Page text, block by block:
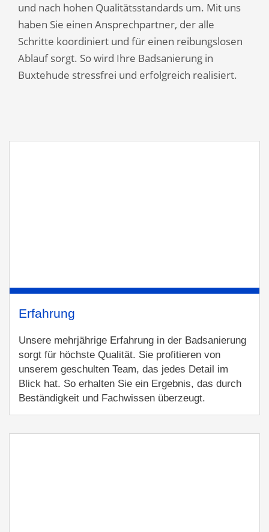
und nach hohen Qualitätsstandards um. Mit uns
haben Sie einen Ansprechpartner, der alle
Schritte koordiniert und für einen reibungslosen
Ablauf sorgt. So wird Ihre Badsanierung in
Buxtehude stressfrei und erfolgreich realisiert.
Erfahrung
Unsere mehrjährige Erfahrung in der Badsanierung
sorgt für höchste Qualität. Sie profitieren von
unserem geschulten Team, das jedes Detail im
Blick hat. So erhalten Sie ein Ergebnis, das durch
Beständigkeit und Fachwissen überzeugt.